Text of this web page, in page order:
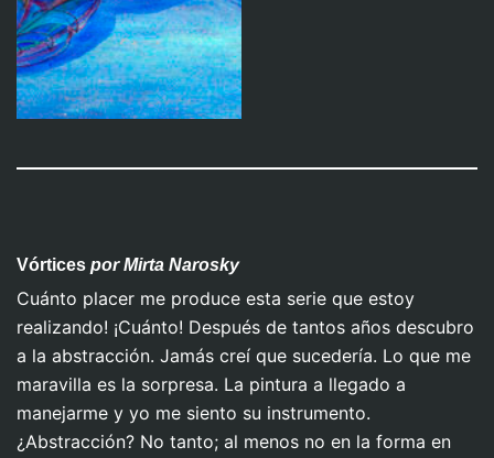
Ascencion
Amarrado
Vórtices por Mirta Narosky
Cuánto placer me produce esta serie que estoy
realizando! ¡Cuánto! Después de tantos años descubro
a la abstracción. Jamás creí que sucedería. Lo que me
maravilla es la sorpresa. La pintura a llegado a
manejarme y yo me siento su instrumento.
¿Abstracción? No tanto; al menos no en la forma en